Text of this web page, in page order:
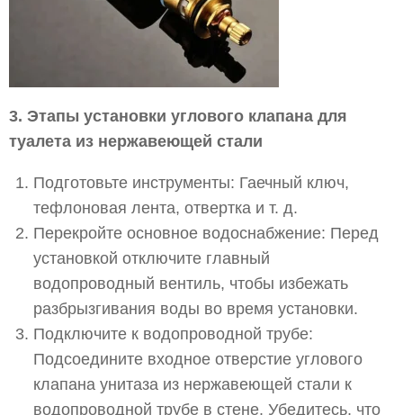
3. Этапы установки углового клапана для
туалета из нержавеющей стали
Подготовьте инструменты: Гаечный ключ,
тефлоновая лента, отвертка и т. д.
Перекройте основное водоснабжение: Перед
установкой отключите главный
водопроводный вентиль, чтобы избежать
разбрызгивания воды во время установки.
Подключите к водопроводной трубе:
Подсоедините входное отверстие углового
клапана унитаза из нержавеющей стали к
водопроводной трубе в стене. Убедитесь, что